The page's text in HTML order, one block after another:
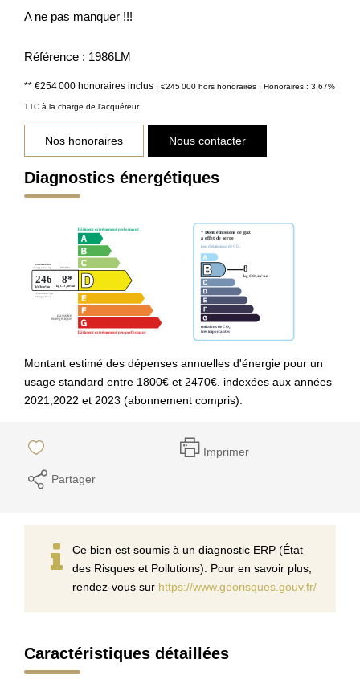
A ne pas manquer !!!
Référence : 1986LM
** €254 000 honoraires inclus | €245 000 hors honoraires | Honoraires : 3.67%
TTC à la charge de l'acquéreur
Nos honoraires Nous contacter
Diagnostics énergétiques
Montant estimé des dépenses annuelles d'énergie pour un
usage standard entre 1800€ et 2470€. indexées aux années
2021,2022 et 2023 (abonnement compris).
Imprimer
Partager
Ce bien est soumis à un diagnostic ERP (État
des Risques et Pollutions). Pour en savoir plus,
rendez-vous sur https://www.georisques.gouv.fr/
Caractéristiques détaillées